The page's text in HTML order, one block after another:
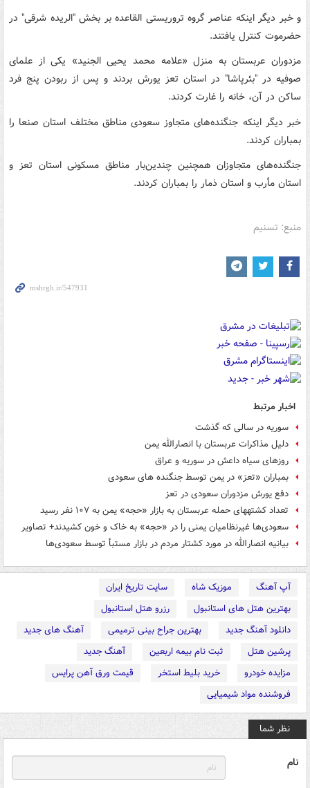
و خبر دیگر اینکه عناصر گروه تروریستی القاعده بر بخش "الریده شرقی" در
حضرموت کنترل یافتند.
مزدوران عربستان به منزل «علامه محمد یحیی الجنید» یکی از علمای
صوفیه در "بئرپاشا" در استان تعز یورش بردند و پس از ربودن پنج فرد
ساکن در آن، خانه را غارت کردند.
خبر دیگر اینکه جنگنده‌های متجاوز سعودی مناطق مختلف استان صنعا را
بمباران کردند.
جنگنده‌های متجاوزان همچنین چندین‌بار مناطق مسکونی استان تعز و
استان مأرب و استان ذمار را بمباران کردند.
منبع: تسنیم
اخبار مرتبط
سوریه در سالی که گذشت
دلیل مذاکرات عربستان با انصارالله یمن
روزهای سیاه داعش در سوریه و عراق
بمباران «تعز» در یمن توسط جنگنده های سعودی
دفع یورش مزدوران سعودی در تعز
تعداد کشته‎های حمله عربستان به بازار «حجه» یمن به ۱۰۷ نفر رسید
سعودی‌ها غیرنظامیان یمنی را در «حجه» به خاک و خون کشیدند+ تصاویر
بیانیه انصارالله در مورد کشتار مردم در بازار مستبأ توسط سعودی‌ها
آپ آهنگ موزیک شاه
سایت تاریخ ایران
بهترین هتل های استانبول
رزرو هتل استانبول
دانلود آهنگ جدید
بهترین جراح بینی ترمیمی
آهنگ های جدید
پرشین هتل
ثبت نام بیمه اربعین
آهنگ جدید
مزایده خودرو
خرید بلیط استخر
قیمت ورق آهن پرایس
فروشنده مواد شیمیایی
نظر شما
نام